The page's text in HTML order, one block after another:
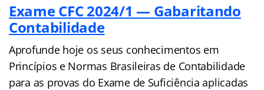
Exame CFC 2024/1 — Gabaritando
Contabilidade
Aprofunde hoje os seus conhecimentos em
Princípios e Normas Brasileiras de Contabilidade
para as provas do Exame de Suficiência aplicadas